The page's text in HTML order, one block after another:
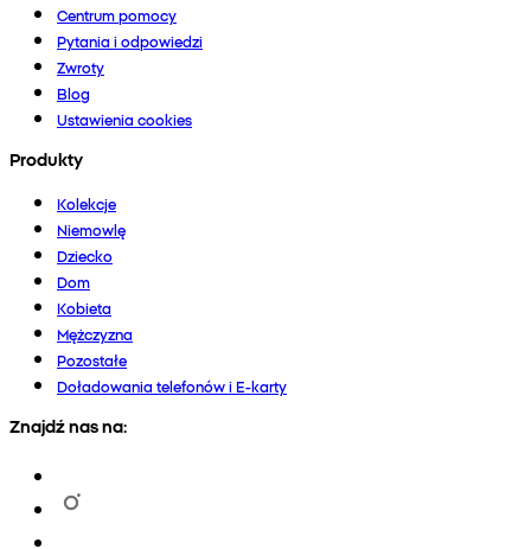
Centrum pomocy
Pytania i odpowiedzi
Zwroty
Blog
Ustawienia cookies
Produkty
Kolekcje
Niemowlę
Dziecko
Dom
Kobieta
Mężczyzna
Pozostałe
Doładowania telefonów i E-karty
Znajdź nas na: